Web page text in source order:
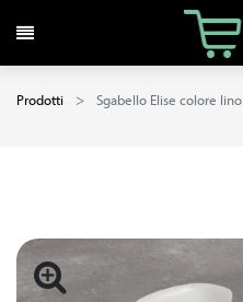
Attiva / disattiva la navigazione
Prodotti Sgabello Elise colore lino